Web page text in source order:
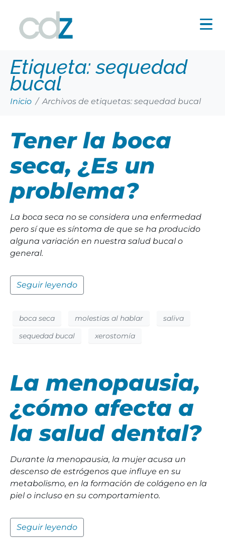
Etiqueta:sequedad
bucal
Inicio Archivos de etiquetas: sequedad bucal
Tener la boca
seca, ¿Es un
problema?
La boca seca no se considera una enfermedad
pero sí que es síntoma de que se ha producido
alguna variación en nuestra salud bucal o
general.
Seguir leyendo
boca seca molestias al hablar
saliva
sequedad bucal
xerostomía
La menopausia,
¿cómo afecta a
la salud dental?
Durante la menopausia, la mujer acusa un
descenso de estrógenos que influye en su
metabolismo, en la formación de colágeno en la
piel o incluso en su comportamiento.
Seguir leyendo